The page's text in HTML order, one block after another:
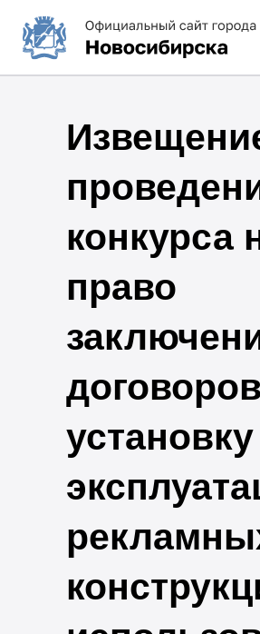
конкурса
право